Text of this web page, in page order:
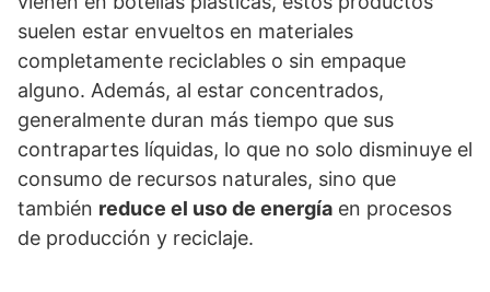
suelen estar envueltos en materiales
completamente reciclables o sin empaque
alguno. Además, al estar concentrados,
generalmente duran más tiempo que sus
contrapartes líquidas, lo que no solo disminuye el
consumo de recursos naturales, sino que
también reduce el uso de energía en procesos
de producción y reciclaje.